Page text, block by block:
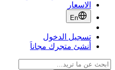
الاسعار
En
تسجيل الدخول
أنشئ متجرك مجاناَ